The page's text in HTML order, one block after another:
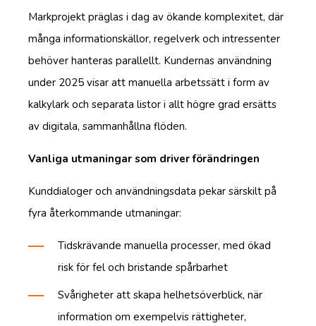
Markprojekt präglas i dag av ökande komplexitet, där
många informationskällor, regelverk och intressenter
behöver hanteras parallellt. Kundernas användning
under 2025 visar att manuella arbetssätt i form av
kalkylark och separata listor i allt högre grad ersätts
av digitala, sammanhållna flöden.
Vanliga utmaningar som driver förändringen
Kunddialoger och användningsdata pekar särskilt på
fyra återkommande utmaningar:
Tidskrävande manuella processer, med ökad
risk för fel och bristande spårbarhet
Svårigheter att skapa helhetsöverblick, när
information om exempelvis rättigheter,